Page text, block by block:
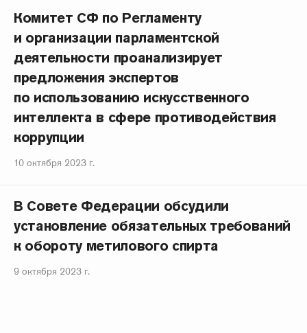
Комитет СФ по Регламенту
и организации парламентской
деятельности проанализирует
предложения экспертов
по использованию искусственного
интеллекта в сфере противодействия
коррупции
10 октября 2023 г.
В Совете Федерации обсудили
установление обязательных требований
к обороту метилового спирта
9 октября 2023 г.